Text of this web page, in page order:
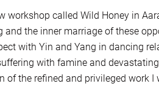
workshop called Wild Honey in
and the inner marriage of these
with Yin and Yang in dancing
with famine and
of the refined and privileged work I